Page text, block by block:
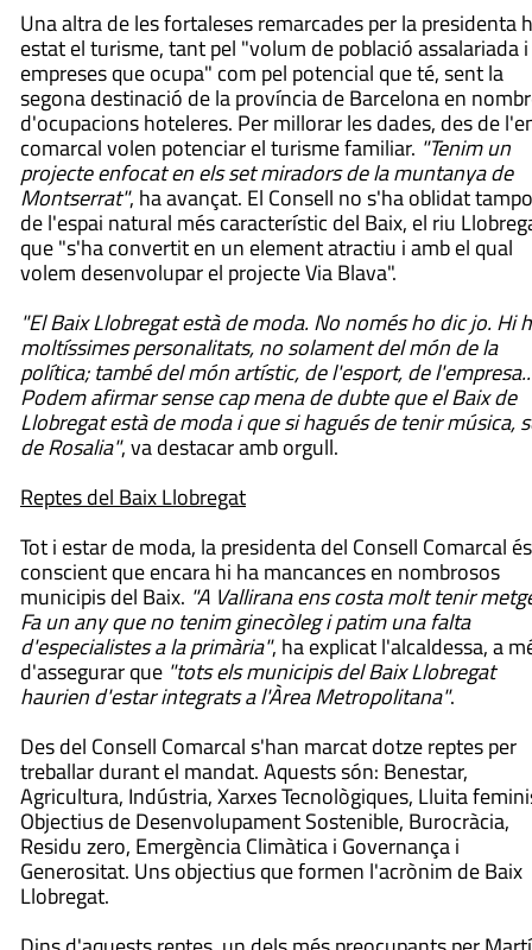
Una altra de les fortaleses remarcades per la presidenta
estat el turisme, tant pel "volum de població assalariada i
empreses que ocupa" com pel potencial que té, sent la
segona destinació de la província de Barcelona en
d'ocupacions hoteleres. Per millorar les dades, des de
comarcal volen potenciar el turisme familiar. "Tenim un
projecte enfocat en els set miradors de la muntanya de
Montserrat", ha avançat. El Consell no s'ha oblidat
de l'espai natural més característic del Baix, el riu
que "s'ha convertit en un element atractiu i amb el qual
volem desenvolupar el projecte Via Blava".
"El Baix Llobregat està de moda. No només ho dic jo. Hi
moltíssimes personalitats, no solament del món de la
política; també del món artístic, de l'esport, de
Podem afirmar sense cap mena de dubte que el Baix de
Llobregat està de moda i que si hagués de tenir música,
de Rosalia", va destacar amb orgull.
Reptes del Baix Llobregat
Tot i estar de moda, la presidenta del Consell Comarcal és
conscient que encara hi ha mancances en nombrosos
municipis del Baix. "A Vallirana ens costa molt tenir
Fa un any que no tenim ginecòleg i patim una falta
d'especialistes a la primària", ha explicat l'alcaldessa, a
d'assegurar que "tots els municipis del Baix Llobregat
haurien d'estar integrats a l'Àrea Metropolitana".
Des del Consell Comarcal s'han marcat dotze reptes per
treballar durant el mandat. Aquests són: Benestar,
Agricultura, Indústria, Xarxes Tecnològiques, Lluita
Objectius de Desenvolupament Sostenible, Burocràcia,
Residu zero, Emergència Climàtica i Governança i
Generositat. Uns objectius que formen l'acrònim de Baix
Llobregat.